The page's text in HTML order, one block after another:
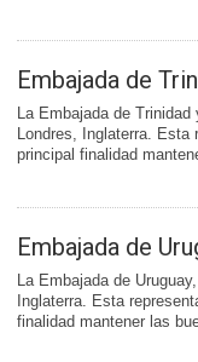
Embajada de
La Embajada de
Londres, Inglaterra. Esta
principal finalidad
Embajada de
La Embajada de
Inglaterra. Esta
finalidad mantener las